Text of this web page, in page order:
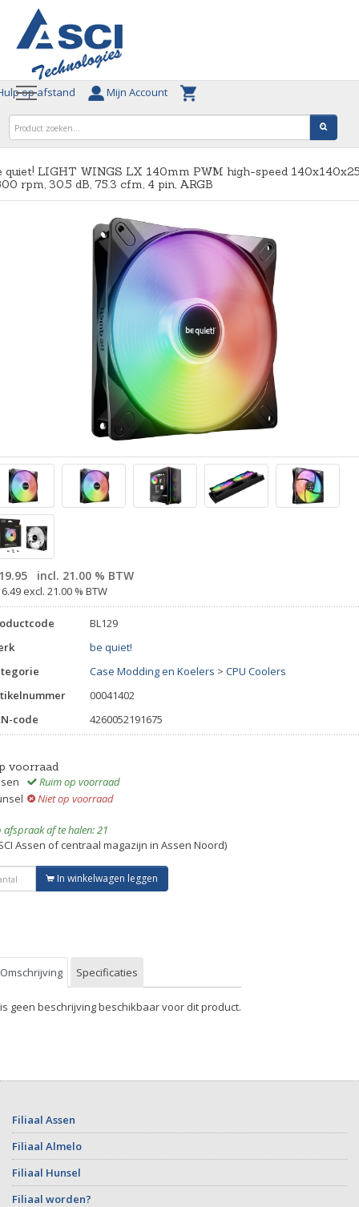
op afstand Mijn Account
quiet! LIGHT WINGS LX 140mm PWM high-speed
rpm, 30.5 dB, 75.3 cfm, 4 pin, ARGB
incl. 21.00 % BTW
excl. 21.00 % BTW
BL129
be quiet!
Case Modding en Koelers > CPU Coolers
00041402
code
4260052191675
voorraad
Ruim op voorraad
Niet op voorraad
afspraak af te halen: 21
Assen of centraal magazijn in Assen Noord)
In winkelwagen leggen
Omschrijving Specificaties
geen beschrijving beschikbaar voor dit product.
Filiaal Assen
Filiaal Almelo
Filiaal Hunsel
Filiaal worden?